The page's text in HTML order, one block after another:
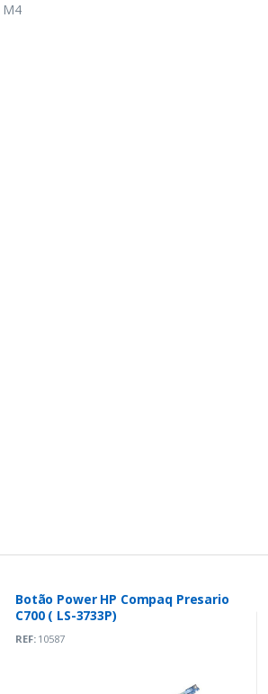
M4
Botão Power HP Compaq Presario
C700 ( LS-3733P)
REF:10587